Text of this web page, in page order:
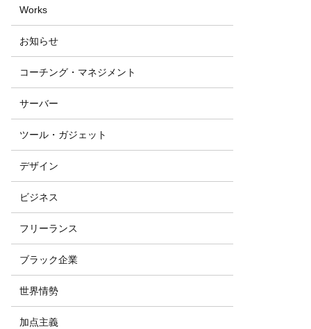
Works
お知らせ
コーチング・マネジメント
サーバー
ツール・ガジェット
デザイン
ビジネス
フリーランス
ブラック企業
世界情勢
加点主義